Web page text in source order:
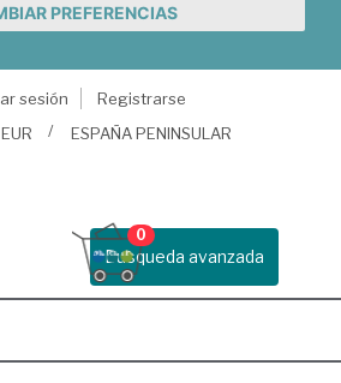
PREFERENCIAS
sesión
Registrarse
EUR ESPAÑA PENINSULAR
Busqueda avanzada
0